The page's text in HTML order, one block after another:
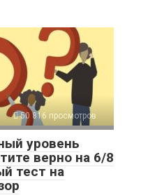
50 816 просмотров
уровень
верно на 6/8
тест на